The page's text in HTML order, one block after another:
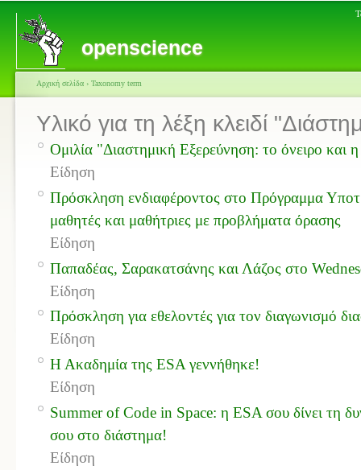
openscience
Αρχική σελίδα › Taxonomy term
Υλικό για τη λέξη κλειδί
Ομιλία "Διαστημική Εξερεύνηση: το όνειρο και
Είδηση
Πρόσκληση ενδιαφέροντος στο Πρόγραμμα
μαθητές και μαθήτριες με προβλήματα όρασης
Είδηση
Παπαδέας, Σαρακατσάνης και Λάζος στο
Είδηση
Πρόσκληση για εθελοντές για τον διαγωνισμό
Είδηση
Η Ακαδημία της ESA γεννήθηκε!
Είδηση
Summer of Code in Space: η ESA σου δίνει τη
σου στο διάστημα!
Είδηση